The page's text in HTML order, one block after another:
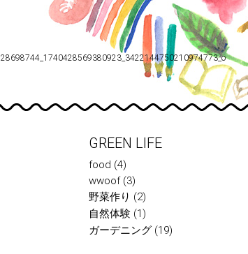
28698744_1740428569380923_3422144750210974773_o
GREEN LIFE
food (4)
wwoof(3)
野菜作り (2)
自然体験 (1)
ガーデニング (19)